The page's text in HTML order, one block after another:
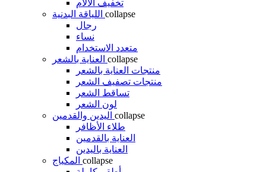
تخفيف الآلام
اللياقة البدنية collapse
رجال
نساء
متعدد الاستخدام
العناية بالشعر collapse
منتجات العناية بالشعر
منتجات تصفيف الشعر
تساقط الشعر
لون الشعر
اليدين والقدمين collapse
طلاء الأظافر
العناية بالقدمين
العناية باليدين
المكياج collapse